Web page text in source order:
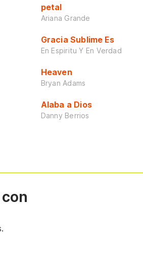
petal
Ariana Grande
Gracia Sublime Es
En Espiritu Y En Verdad
Heaven
Bryan Adams
Alaba a Dios
Danny Berrios